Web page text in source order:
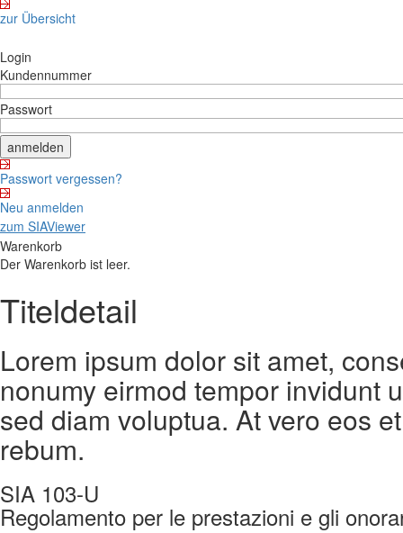
zur Übersicht
Login
Kundennummer
Passwort
Passwort vergessen?
Neu anmelden
zum SIAViewer
Warenkorb
Der Warenkorb ist leer.
Titeldetail
Lorem ipsum dolor sit amet,
nonumy eirmod tempor invidunt
sed diam voluptua. At vero eos
rebum.
SIA 103-U
Regolamento per le prestazioni e gli